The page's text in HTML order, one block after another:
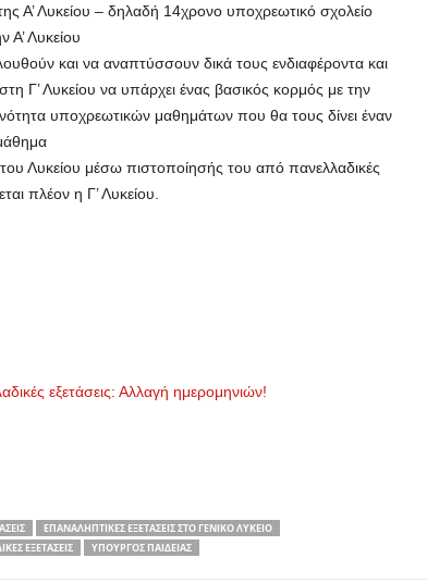
Α’ Λυκείου – δηλαδή 14χρονο υποχρεωτικό σχολείο
Α’ Λυκείου
και να αναπτύσσουν δικά τους ενδιαφέροντα και
Γ’ Λυκείου να υπάρχει ένας βασικός κορμός με την
υποχρεωτικών μαθημάτων που θα τους δίνει έναν
Λυκείου μέσω πιστοποίησής του από πανελλαδικές
πλέον η Γ’ Λυκείου.
εξετάσεις: Αλλαγή ημερομηνιών!
ΕΠΑΝΑΛΗΠΤΙΚΈΣ ΕΞΕΤΆΣΕΙΣ ΣΤΟ ΓΕΝΙΚΌ ΛΎΚΕΙΟ
ΕΞΕΤΆΣΕΙΣ ΥΠΟΥΡΓΌΣ ΠΑΙΔΕΊΑΣ